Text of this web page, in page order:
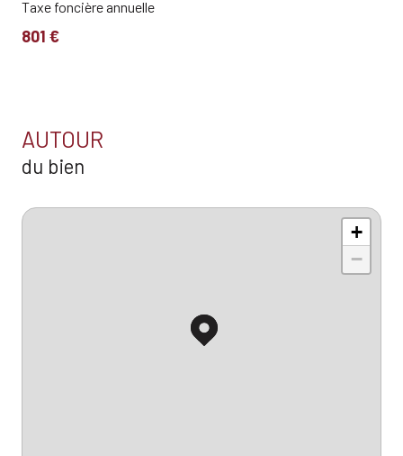
Taxe foncière annuelle
801 €
AUTOUR
du bien
+
−